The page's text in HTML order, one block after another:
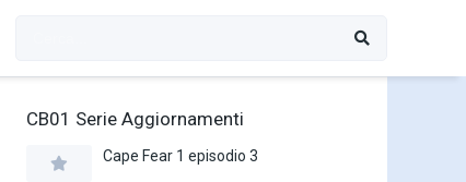
CB01 Serie Aggiornamenti
Cape Fear 1 episodio 3